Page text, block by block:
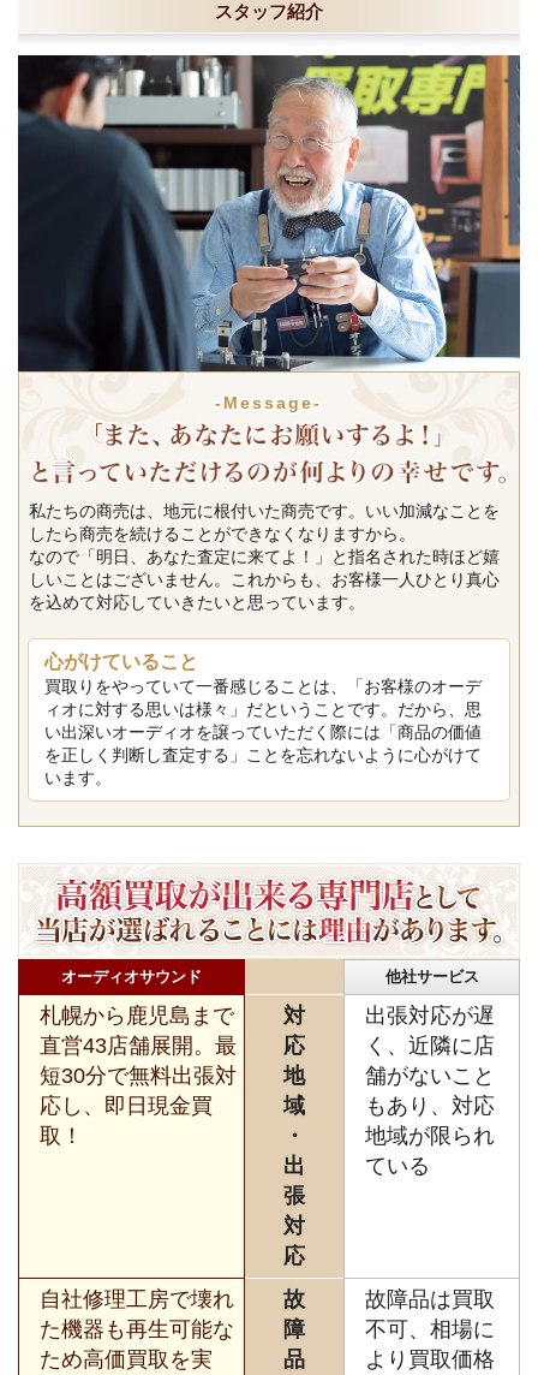
スタッフ紹介
-Message-
私たちの商売は、地元に根付いた商売です。いい加減なことを
したら商売を続けることができなくなりますから。
なので「明日、あなた査定に来てよ！」と指名された時ほど嬉
しいことはございません。これからも、お客様一人ひとり真心
を込めて対応していきたいと思っています。
心がけていること
買取りをやっていて一番感じることは、「お客様のオーデ
ィオに対する思いは様々」だということです。だから、思
い出深いオーディオを譲っていただく際には「商品の価値
を正しく判断し査定する」ことを忘れないように心がけて
います。
オーディオサウンド 他社サービス
札幌から鹿児島まで
直営43店舗展開。最
短30分で無料出張対
応し、即日現金買
取！
対
応
地
域
・
出
張
対
応
出張対応が遅
く、近隣に店
舗がないこと
もあり、対応
地域が限られ
ている
自社修理工房で壊れ
た機器も再生可能な
ため高価買取を実
故
障
品
故障品は買取
不可、相場に
より買取価格